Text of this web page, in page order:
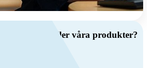
ventilation eller våra produkter?